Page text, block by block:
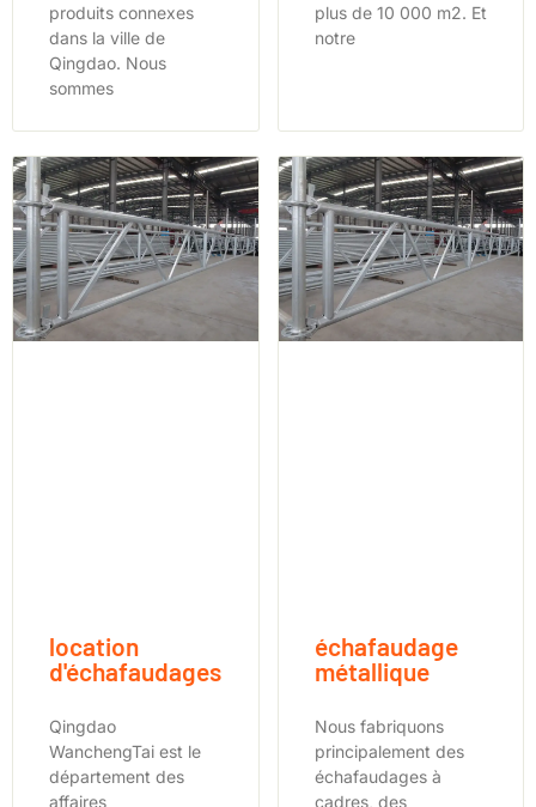
produits connexes
dans la ville de
Qingdao. Nous
sommes
plus de 10 000 m2. Et
notre
location
d'échafaudages
Qingdao
WanchengTai est le
département des
affaires
échafaudage
métallique
Nous fabriquons
principalement des
échafaudages à
cadres, des